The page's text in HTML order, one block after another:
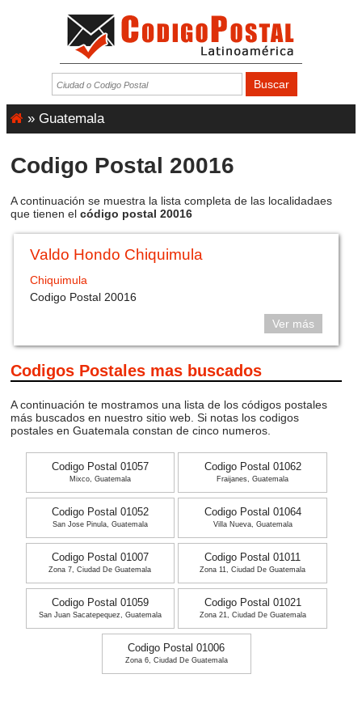
» Guatemala
Codigo Postal 20016
A continuación se muestra la lista completa de las localidadaes
que tienen el código postal 20016
Valdo Hondo Chiquimula
Chiquimula
Codigo Postal 20016
Ver más
Codigos Postales mas buscados
A continuación te mostramos una lista de los códigos postales
más buscados en nuestro sitio web. Si notas los codigos
postales en Guatemala constan de cinco numeros.
Codigo Postal 01057
Mixco, Guatemala
Codigo Postal 01062
Fraijanes, Guatemala
Codigo Postal 01052
San Jose Pinula, Guatemala
Codigo Postal 01064
Villa Nueva, Guatemala
Codigo Postal 01007
Zona 7, Ciudad De Guatemala
Codigo Postal 01011
Zona 11, Ciudad De Guatemala
Codigo Postal 01059
San Juan Sacatepequez, Guatemala
Codigo Postal 01021
Zona 21, Ciudad De Guatemala
Codigo Postal 01006
Zona 6, Ciudad De Guatemala